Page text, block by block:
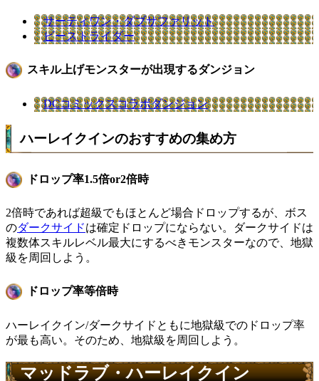
サーティワン・ダブサファリット
ビーストライダー
スキル上げモンスターが出現するダンジョン
DCコミックスコラボダンジョン
ハーレイクインのおすすめの集め方
ドロップ率1.5倍or2倍時
2倍時であれば超級でもほとんど場合ドロップするが、ボス
のダークサイドは確定ドロップにならない。ダークサイドは
複数体スキルレベル最大にするべきモンスターなので、地獄
級を周回しよう。
ドロップ率等倍時
ハーレイクイン/ダークサイドともに地獄級でのドロップ率
が最も高い。そのため、地獄級を周回しよう。
マッドラブ・ハーレイクイン